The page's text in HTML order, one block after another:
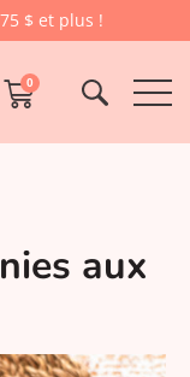
$ et plus !
0
aux